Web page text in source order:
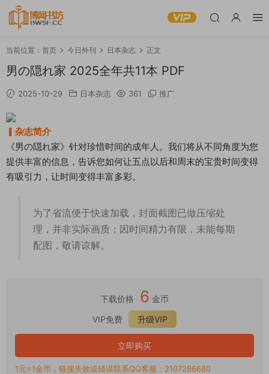
当前位置： 首页 今日外刊 日本杂志 正文
男の隠れ家 2025全年共11本 PDF
2025-10-29 日本杂志 361 推广
▎杂志简介
《男の隠れ家》针对珍惜时间的成年人。我们将从不同角度为您
提供丰富的信息，告诉您如何让五点以后和周末的宝贵时间变得
有吸引力，让时间变得丰富多彩。
为了省流便于快速加载，封面截图已做压缩处
理，并非实际画质；因时间精力有限，未能每期
配图，敬请谅解。
下载价格 6 金币
VIP免费
升级VIP
立即购买
1元=1金币，链接失效或错误联系QQ客服：2107286680